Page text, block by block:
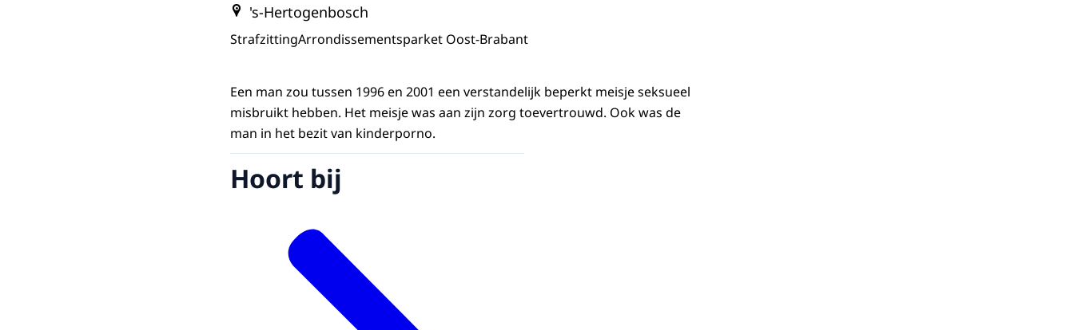
's-Hertogenbosch
StrafzittingArrondissementsparket Oost-Brabant
Een man zou tussen 1996 en 2001 een verstandelijk beperkt meisje seksueel
misbruikt hebben. Het meisje was aan zijn zorg toevertrouwd. Ook was de
man in het bezit van kinderporno.
Hoort bij